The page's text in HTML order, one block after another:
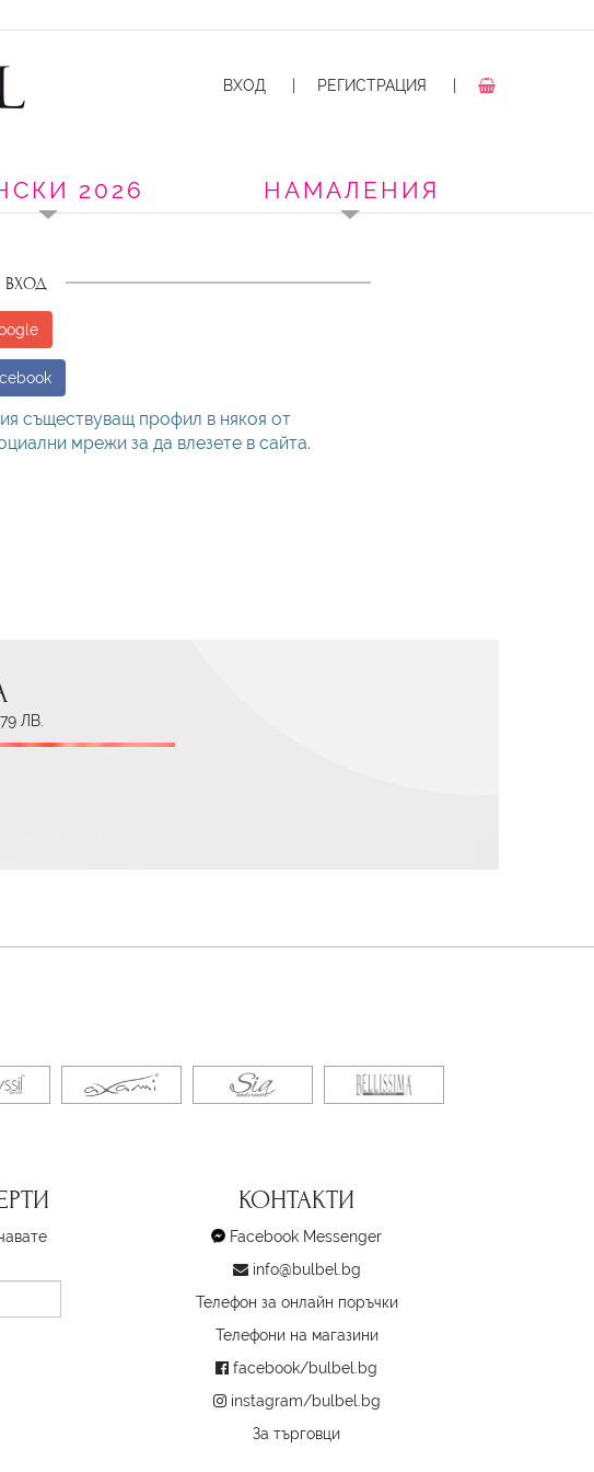
ВХОД РЕГИСТРАЦИЯ
2026 НАМАЛЕНИЯ
ВХОД
съществуващ профил в някоя от
мрежи за да влезете в сайта.
ЛВ.
КОНТАКТИ
Facebook Messenger
info@bulbel.bg
Телефон за онлайн поръчки
Телефони на магазини
facebook/bulbel.bg
instagram/bulbel.bg
За търговци